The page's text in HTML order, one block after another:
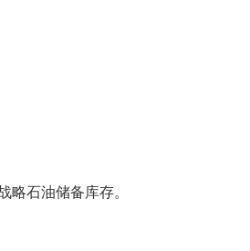
略石油储备库存。